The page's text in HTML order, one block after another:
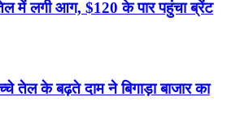
में लगी आग, $120 के पार पहुंचा ब्रेंट
तेल के बढ़ते दाम ने बिगाड़ा बाजार का